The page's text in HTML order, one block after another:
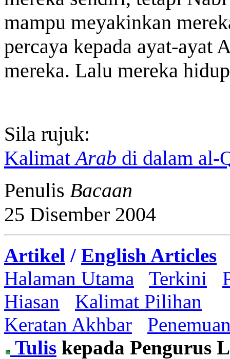
mampu meyakinkan
percaya kepada ayat-ayat
mereka. Lalu mereka
Sila rujuk:
KalimatArab di dalam al-
Penulis Bacaan
25 Disember 2004
Artikel / English Articles
Halaman Utama
Terkini
Hiasan
Kalimat Pilihan
Keratan Akhbar
Tulis kepada Pengurus